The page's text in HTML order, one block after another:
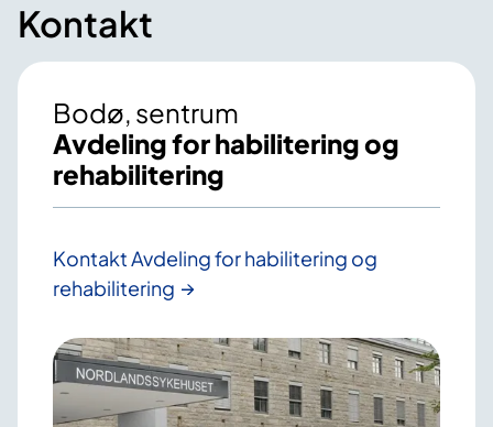
Kontakt
Bodø, sentrum
Avdeling for habilitering og
rehabilitering
Kontakt Avdeling for habilitering og
rehabilitering